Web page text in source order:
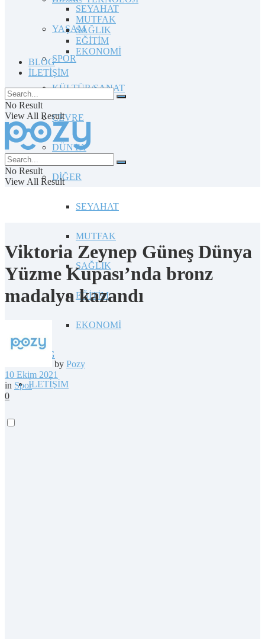
YAŞAM
SPOR
KÜLTÜR/SANAT
ÇEVRE
DÜNYA
DİĞER
SEYAHAT
MUTFAK
SAĞLIK
EĞİTİM
EKONOMİ
BLOG
İLETİŞİM
SEYAHAT
MUTFAK
SAĞLIK
EĞİTİM
EKONOMİ
BLOG
İLETİŞİM
No Result
View All Result
No Result
View All Result
Viktoria Zeynep Güneş Dünya
Yüzme Kupası’nda bronz
madalya kazandı
by Pozy
10 Ekim 2021
in Spor
0